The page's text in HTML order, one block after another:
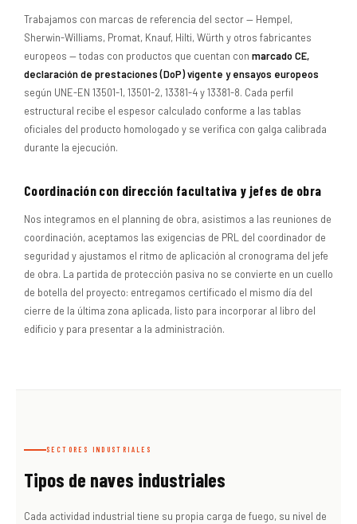
Trabajamos con marcas de referencia del sector — Hempel,
Sherwin-Williams, Promat, Knauf, Hilti, Würth y otros fabricantes
europeos — todas con productos que cuentan con marcado CE,
declaración de prestaciones (DoP) vigente y ensayos europeos
según UNE-EN 13501-1, 13501-2, 13381-4 y 13381-8. Cada perfil
estructural recibe el espesor calculado conforme a las tablas
oficiales del producto homologado y se verifica con galga calibrada
durante la ejecución.
Coordinación con dirección facultativa y jefes de obra
Nos integramos en el planning de obra, asistimos a las reuniones de
coordinación, aceptamos las exigencias de PRL del coordinador de
seguridad y ajustamos el ritmo de aplicación al cronograma del jefe
de obra. La partida de protección pasiva no se convierte en un cuello
de botella del proyecto: entregamos certificado el mismo día del
cierre de la última zona aplicada, listo para incorporar al libro del
edificio y para presentar a la administración.
SECTORES INDUSTRIALES
Tipos de naves industriales
Cada actividad industrial tiene su propia carga de fuego, su nivel de